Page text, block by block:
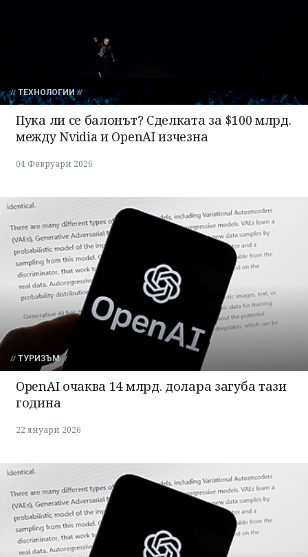
ТЕХНОЛОГИИ
Пука ли се балонът? Сделката за $100 млрд.
между Nvidia и OpenAI изчезна
04 Февруари 2026
ТУРИЗЪМ
OpenAI очаква 14 млрд. долара загуба тази
година
22 януари 2026